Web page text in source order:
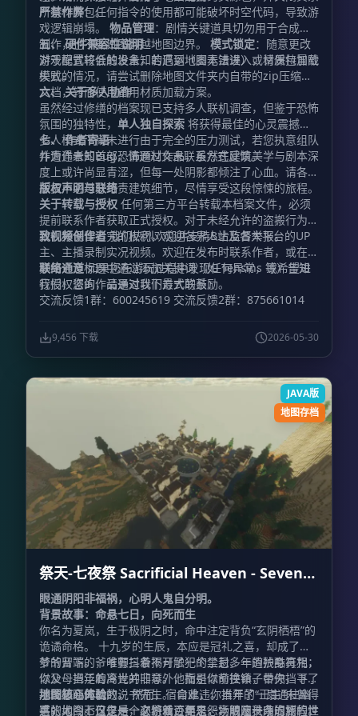
所有材质包。
严禁作弊：任何指令的使用都可能破坏时空代码，导致游
戏逻辑崩塌。 物品管理：剧情关键道具切勿用于合成台
制作，也不要试图翻越地图边界。 模式锁定：随意更改
游戏模式将会触发未知的厄运（脚本错误），请保持冒险
模式。
五、 硬件兼容性说明
对于配置较低的设备，若遇到地图无法进入或材质包加载
失败的情况，请尝试删除地图文件夹内自带的zip压缩包
文档，转而使用备用材质加载方案。
六、 关于多人协作
虽然经过修缮的档案现已支持多人联机调查，但鉴于恐怖
氛围的独特性， 单人独自探索 将获得最佳的心灵震撼。
多人模式下尚未进行由于完全的压力测试，若您执意组队
并遭遇未知Bug，请通过文末联系方式反馈。
七、 作者寄语
作为作者的首部恐怖题材作品，虽然在建筑美学与剧本深
度上或许尚显青涩，但每一处阴影都倾注了心血。请各位
探员不必过分苛责建筑细节，尽情享受这段惊悚的旅程。
版权声明与联络
关于转载与授权 任何第三方平台转载本档案文件，必须
提前联系作者获取正式授权。对于未经允许的盗搬行为，
我们将保留追究的权利，欢迎各界人士监督举报。
致视频创作者我们热烈欢迎并支持B站及各大平台的UP
主、主播录制实况视频。欢迎在发布时联系作者，或在视
频简介及标题中通过添加关键词（如 Tensins 等）告知
我们，您的作品是对我们最大的鼓励。
联络通道如果您在游玩过程中发现任何异常，或希望进
行授权咨询，请通过以下方式联系：
交流反馈1群：600245619 交流反馈2群：875661014
9,456 下载 2026-05-30
JAVA版
地图存档
祭天-七夜祭 Sacrificial Heaven - Seven
Nights Rite
眼通阴阳非福祸，心明人鬼自分明。
背景故事：命悬七日，向死而生
你名为夏岚，生于极阴之时，命中注定背负“玄阴栖梧”的
诡谲命格。 十九岁的生辰，本应是冠礼之喜，却成了噩
梦的开端。爷爷颤抖着揭开了一个尘封多年的残酷真相：
你父母当年的离世并非意外，而是以命换命，替你挡下了
那场必死的劫数。 然而，宿命难违。当年的“正主”未曾得
手，如今七日之后，必将循迹而来，索取这一条迟到的性
爷爷留下的，唯有三条不可触犯的禁忌、一道护身符咒，
以及一把泛着冷光的旧琴。他指引你前往镇子中央，寻找
那位知晓天机的说书先生。 自此，你推开了一扇通往幽
冥的大门。这是一个交织着百年恩怨、阴阳秩序崩坏的世
地图核心体验
这张地图不仅仅是一次游戏，更是一场触及灵魂的旅程。